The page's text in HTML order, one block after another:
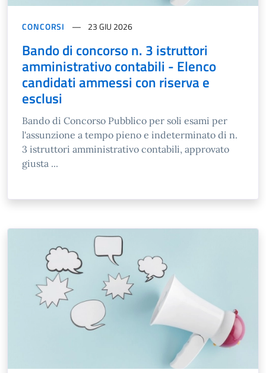
CONCORSI 23 GIU 2026
Bando di concorso n. 3 istruttori
amministrativo contabili - Elenco
candidati ammessi con riserva e
esclusi
Bando di Concorso Pubblico per soli esami per
l'assunzione a tempo pieno e indeterminato di n.
3 istruttori amministrativo contabili, approvato
giusta ...